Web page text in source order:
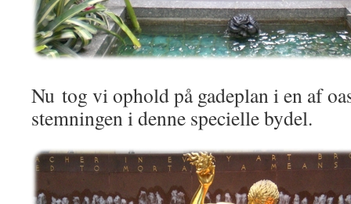
Nu tog vi ophold på gadeplan i en af
stemningen i denne specielle bydel.